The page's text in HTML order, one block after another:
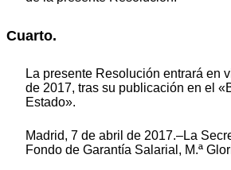
Cuarto.
La presente Resolución entrará en
de 2017, tras su publicación en el
Estado».
Madrid, 7 de abril de 2017.–La
Fondo de Garantía Salarial, M.ª